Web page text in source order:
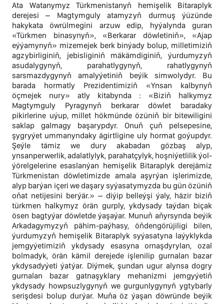
Ata Watanymyz Türkmenistanyň hemişelik Bitaraplyk
derejesi – Magtymguly atamyzyň durmuş ýüzünde
hakykata öwrülmegini arzuw edip, hyýalynda guran
«Türkmen binasynyň», «Berkarar döwletiniň», «Ajap
eýýamynyň» mizemejek berk binýady bolup, milletimiziň
agzybirliginiň, jebisliginiň mäkämdiginiň, ýurdumyzyň
asudalygynyň, parahatlygynyň, rahatlygynyň
sarsmazdygynyň amalyýetiniň beýik simwolydyr. Bu
barada hormatly Prezidentimiziň «Ynsan kalbynyň
öçmejek nury» atly kitabynda : «Biziň halkymyz
Magtymguly Pyragynyň berkarar döwlet baradaky
pikirlerine uýup, millet hökmünde özüniň bir bitewiligini
saklap galmagy başarypdyr. Onuň çuň pelsepesine,
şygryýet ummanyndaky ägirtligine uly hormat goýupdyr.
Şeýle tämiz we dury akabadan gözbaş alyp,
ynsanperwerlik, adalatlylyk, parahatçylyk, hoşniýetlilik ýol-
ýörelgelerine esaslanýan hemişelik Bitaraplyk derejämiz
Türkmenistan döwletimizde amala aşyrýan işlerimizde,
alyp barýan içeri we daşary syýasatymyzda bu gün özüniň
oňat netijesini berýär.» – diýip belleýşi ýaly, häzir biziň
türkmen halkymyz örän gurply, ykdysady taýdan biçak
ösen bagtyýar döwletde ýaşaýar. Munuň aňyrsynda beýik
Arkadagymyzyň pähim-paýhasy, öňdengörüjiligi bilen,
ýurdumyzyň hemişelik Bitaraplyk syýasatyna laýyklykda
jemgyýetimiziň ykdysady esasyna ornaşdyrylan, ozal
bolmadyk, örän kämil derejede işlenilip gurnalan bazar
ykdysadyýeti ýatýar. Diýmek, şundan ugur alynsa dogry
gurnalan bazar gatnaşyklary mehanizmi jemgyýetiň
ykdysady howpsuzlygynyň we gurgunlygynyň ygtybarly
serişdesi bolup durýar. Muňa öz ýaşan döwründe beýik